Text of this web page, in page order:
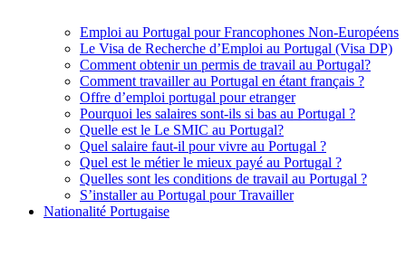
Emploi au Portugal pour Francophones Non-Européens
Le Visa de Recherche d’Emploi au Portugal (Visa DP)
Comment obtenir un permis de travail au Portugal?
Comment travailler au Portugal en étant français ?
Offre d’emploi portugal pour etranger
Pourquoi les salaires sont-ils si bas au Portugal ?
Quelle est le Le SMIC au Portugal?
Quel salaire faut-il pour vivre au Portugal ?
Quel est le métier le mieux payé au Portugal ?
Quelles sont les conditions de travail au Portugal ?
S’installer au Portugal pour Travailler
Nationalité Portugaise